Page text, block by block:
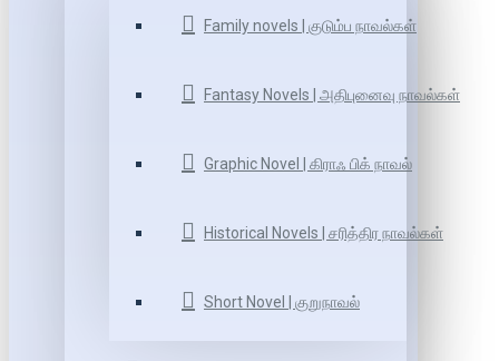
Family novels | குடும்ப நாவல்கள்
Fantasy Novels | அதிபுனைவு நாவல்கள்
Graphic Novel | கிராஃ பிக் நாவல்
Historical Novels | சரித்திர நாவல்கள்
Short Novel | குறுநாவல்